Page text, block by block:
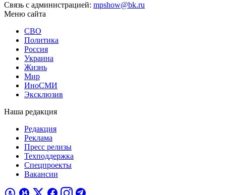
Связь с администрацией: mpshow@bk.ru
Меню сайта
СВО
Политика
Россия
Украина
Жизнь
Мир
ИноСМИ
Эксклюзив
Наша редакция
Редакция
Реклама
Пресс релизы
Техподдержка
Спецпроекты
Вакансии